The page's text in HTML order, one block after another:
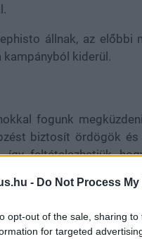
- Do Not Process
opt-out of the sale, sharing
for targeted
állnak, az előbbi
kampányból kiderül.
fogunk
biztosít ördögök és
így feltételezhetjük,
meglehetősen